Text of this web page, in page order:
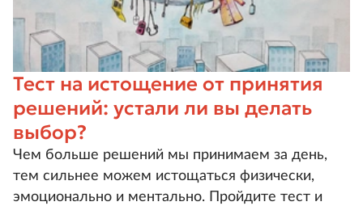
Тест на истощение от принятия
решений: устали ли вы делать
выбор?
Чем больше решений мы принимаем за день,
тем сильнее можем истощаться физически,
эмоционально и ментально. Пройдите тест и